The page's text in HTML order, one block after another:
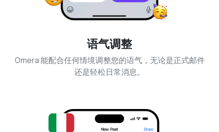
语气调整
Omera 能配合任何情境调整您的语气，无论是正式邮件
还是轻松日常消息。